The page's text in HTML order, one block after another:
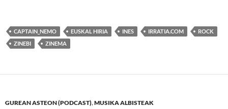
CAPTAIN_NEMO EUSKAL HIRIA INES IRRATIA.COM
ROCK
ZINEBI
ZINEMA
GUREAN ASTEON (PODCAST),MUSIKA ALBISTEAK